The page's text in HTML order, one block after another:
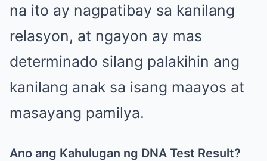
na ito ay nagpatibay sa kanilang
relasyon, at ngayon ay mas
determinado silang palakihin ang
kanilang anak sa isang maayos at
masayang pamilya.
Ano ang Kahulugan ng DNA Test Result?